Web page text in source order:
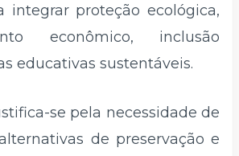
integrar proteção ecológica,
econômico, inclusão
educativas sustentáveis.
se pela necessidade de
de preservação e